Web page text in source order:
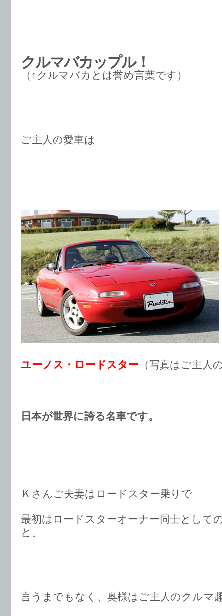
クルマバカップル！
（↑クルマバカとは誉め言葉です）
ご主人の愛車は
ユーノス・ロードスター （写真はご主人
日本が世界に誇る名車です。
Ｋさんご夫妻はロードスター乗りで
最初はロードスターオーナー同士として
と。
言うまでもなく、奥様はご主人のクルマ